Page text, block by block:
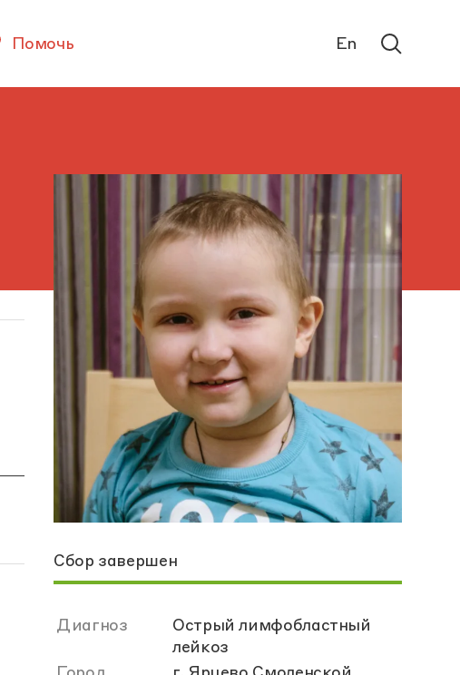
Помочь En
Сбор завершен
Диагноз
Острый лимфобластный
лейкоз